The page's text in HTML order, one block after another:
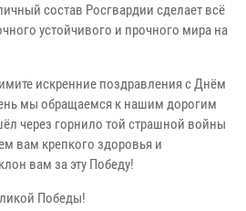
состав Росгвардии сделает всё
устойчивого и прочного мира на
искренние поздравления с Днём
мы обращаемся к нашим дорогим
через горнило той страшной войны
вам крепкого здоровья и
вам за эту Победу!
Победы!